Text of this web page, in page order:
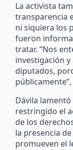
La activista
transparencia
ni siquiera los
fueron
tratar. “Nos
investigación
diputados,
Dávila
restringido el
de los
la presencia
promueven el